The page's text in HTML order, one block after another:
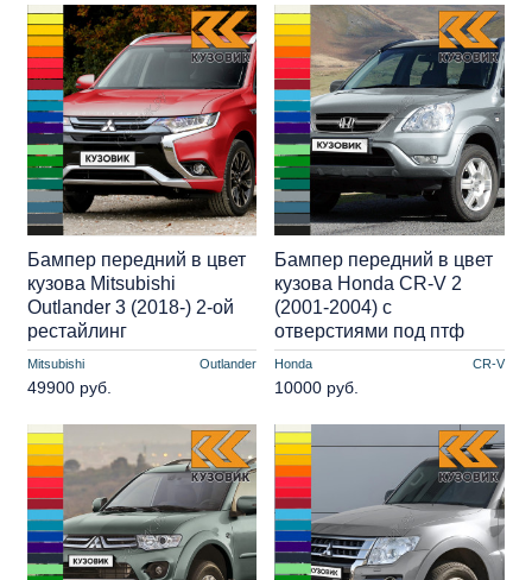
Mitsubishi Outlander
Бампер передний в цвет
кузова Mitsubishi
Outlander 3 (2018-) 2-ой
рестайлинг
49900 руб.
Honda CR-V
Бампер передний в цвет
кузова Honda CR-V 2
(2001-2004) с
отверстиями под птф
10000 руб.